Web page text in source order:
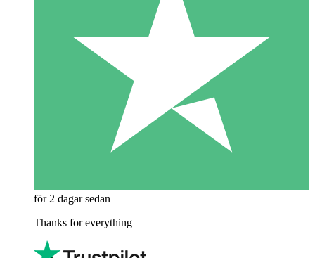
för 2 dagar sedan
Thanks for everything